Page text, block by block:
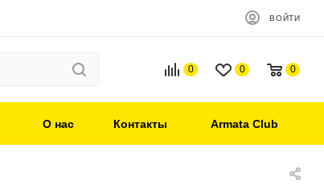
ВОЙТИ
0 0 0
О нас Контакты Armata Club